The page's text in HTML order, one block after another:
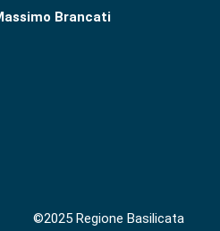
Brancati
©2025 Regione Basilicata